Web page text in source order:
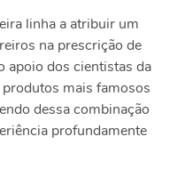
linha a atribuir um
na prescrição de
apoio dos cientistas da
produtos mais famosos
dessa combinação
profundamente